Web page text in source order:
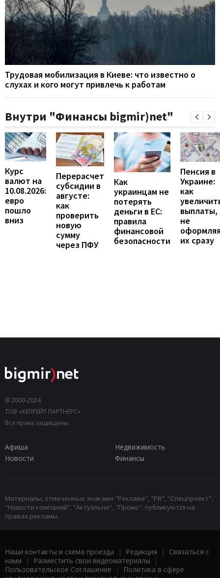
Трудовая мобилизация в Киеве: что известно о
слухах и кого могут привлечь к работам
Внутри "Финансы bigmir)net"
Курс
валют на
10.08.2026:
евро
пошло
вниз
Перерасчет
субсидии в
августе:
как
проверить
новую
сумму
через ПФУ
Как
украинцам не
потерять
деньги в ЕС:
правила
финансовой
безопасности
Пенсия в
Украине:
как
выплаты,
не
их сразу
© 2000-2024,
ТОВ «КЕПРЕЙТ ПАРТНЕРС».
Все права защищены.
Афиша
Недвижимость
Новости
Финансы
Материалы, отмеченные знаками "Реклама", "PR", "Спецпроект",
"Новости компаний", "Актуально", "Промо", публикуются на
правах рекламы.
Наши контакты и схема проезда | Редакция | Связаться с
нами | Разместить свои видеоматериалы |
Пользовательское Соглашение |
Политика в сфере